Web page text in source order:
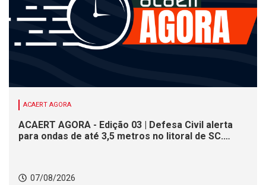
ACAERT AGORA
ACAERT AGORA - Edição 03 | Defesa Civil alerta
para ondas de até 3,5 metros no litoral de SC.
07/08/2026